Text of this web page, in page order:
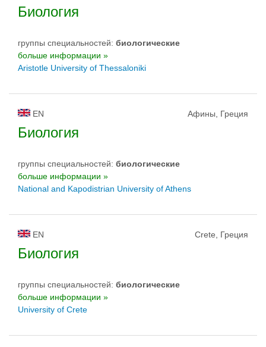
Биология
группы специальностей: биологическиe
больше информации »
Aristotle University of Thessaloniki
EN Афины, Греция
Биология
группы специальностей: биологическиe
больше информации »
National and Kapodistrian University of Athens
EN Crete, Греция
Биология
группы специальностей: биологическиe
больше информации »
University of Crete